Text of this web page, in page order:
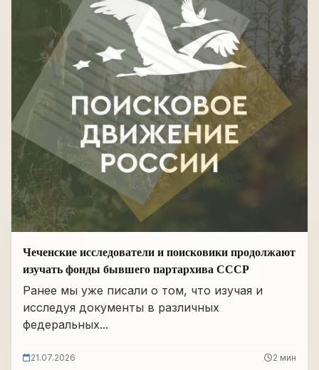
Чеченские исследователи и поисковики продолжают
изучать фонды бывшего партархива СССР
Ранее мы уже писали о том, что изучая и
исследуя документы в различных
федеральных...
21.07.2026 2 мин